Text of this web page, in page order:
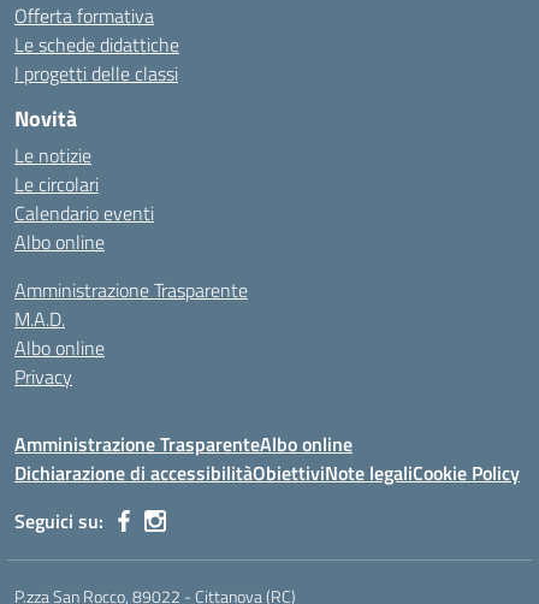
Offerta formativa
Le schede didattiche
I progetti delle classi
Novità
Le notizie
Le circolari
Calendario eventi
Albo online
Amministrazione Trasparente
M.A.D.
Albo online
Privacy
Amministrazione TrasparenteAlbo online
Dichiarazione di accessibilitàObiettiviNote legaliCookie Policy
Seguici su:
P.zza San Rocco, 89022 - Cittanova (RC)